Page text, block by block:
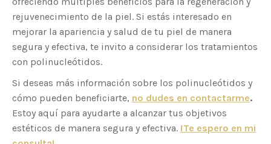
rejuvenecimiento de la piel. Si estás interesado en
mejorar la apariencia y salud de tu piel de manera
segura y efectiva, te invito a considerar los tratamientos
con polinucleótidos.
Si deseas más información sobre los polinucleótidos y
cómo pueden beneficiarte, no dudes en contactarme.
Estoy aquí para ayudarte a alcanzar tus objetivos
estéticos de manera segura y efectiva. ¡Te espero en mi